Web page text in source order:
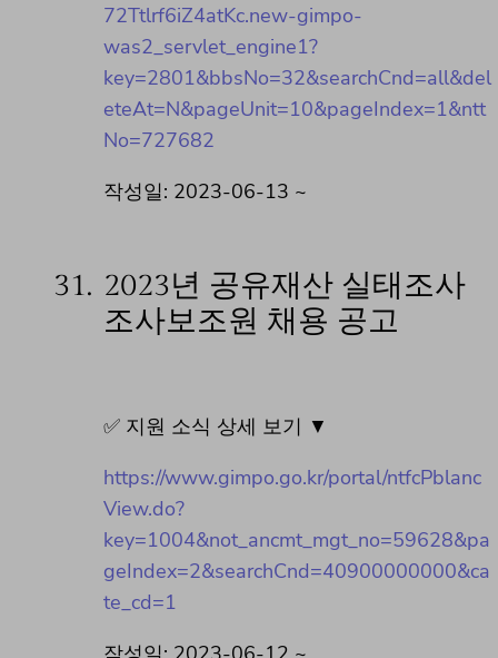
72Ttlrf6iZ4atKc.new-gimpo-
was2_servlet_engine1?
key=2801&bbsNo=32&searchCnd=all&del
eteAt=N&pageUnit=10&pageIndex=1&ntt
No=727682
작성일: 2023-06-13 ~
31. 2023년 공유재산 실태조사
조사보조원 채용 공고
✅ 지원 소식 상세 보기 ▼
https://www.gimpo.go.kr/portal/ntfcPblanc
View.do?
key=1004&not_ancmt_mgt_no=59628&pa
geIndex=2&searchCnd=40900000000&ca
te_cd=1